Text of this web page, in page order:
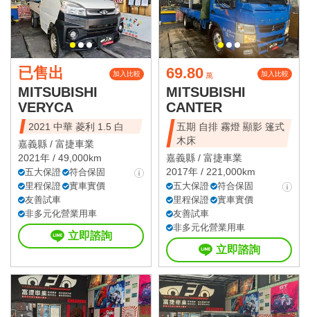
已售出 加入比較
MITSUBISHI
VERYCA
2021 中華 菱利 1.5 白
嘉義縣 / 富捷車業
2021年 / 49,000km
五大保證
符合保固
里程保證
實車實價
友善試車
非多元化營業用車
立即諮詢
69.80 萬 加入比較
MITSUBISHI
CANTER
五期 自排 霧燈 顯影 篷式
木床
嘉義縣 / 富捷車業
2017年 / 221,000km
五大保證
符合保固
里程保證
實車實價
友善試車
非多元化營業用車
立即諮詢